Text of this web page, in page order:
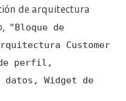
de arquitectura
"Bloque de
Customer
perfil,
datos, Widget de